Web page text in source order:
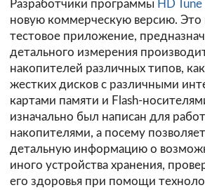
Разработчики программы HD Tune
новую коммерческую версию.
тестовое приложение,
детального измерения
накопителей различных типов,
жестких дисков с различными
картами памяти и Flash-
изначально был написан для
накопителями, а посему
детальную информацию о
иного устройства хранения,
его здоровья при помощи